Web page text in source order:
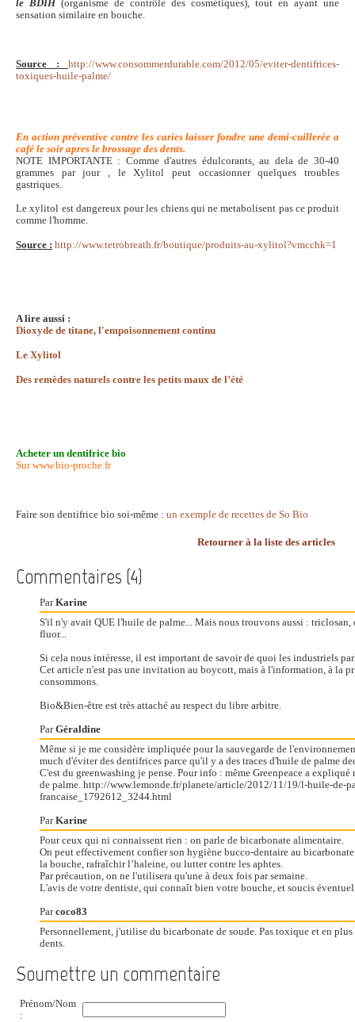
le BDIH (organisme de contrôle des cosmétiques), tout en ayant une
sensation similaire en bouche.
Source : http://www.consommerdurable.com/2012/05/eviter-dentifrices-
toxiques-huile-palme/
En action préventive contre les caries laisser fondre une demi-cuillerée a
café le soir apres le brossage des dents.
NOTE IMPORTANTE : Comme d'autres édulcorants, au dela de 30-40
grammes par jour , le Xylitol peut occasionner quelques troubles
gastriques.
Le xylitol est dangereux pour les chiens qui ne metabolisent pas ce produit
comme l'homme.
Source : http://www.tetrobreath.fr/boutique/produits-au-xylitol?vmcchk=1
A lire aussi :
Dioxyde de titane, l'empoisonnement continu
Le Xylitol
Des remèdes naturels contre les petits maux de l’été
Acheter un dentifrice bio
Sur www.bio-proche.fr
Faire son dentifrice bio soi-même : un exemple de recettes de So Bio
Retourner à la liste des articles
Commentaires (4)
ParKarine
S'il n'y avait QUE l'huile de palme... Mais nous trouvons aussi :
fluor...
Si cela nous intéresse, il est important de savoir de quoi les industriels
Cet article n'est pas une invitation au boycott, mais à l'information, à la
consommons.
Bio&Bien-être est très attaché au respect du libre arbitre.
ParGéraldine
Même si je me considère impliquée pour la sauvegarde de
much d'éviter des dentifrices parce qu'il y a des traces d'huile de palme
C'est du greenwashing je pense. Pour info : même Greenpeace a
de palme. http://www.lemonde.fr/planete/article/2012/11/19/l-huile-de-
francaise_1792612_3244.html
ParKarine
Pour ceux qui ni connaissent rien : on parle de bicarbonate alimentaire.
On peut effectivement confier son hygiène bucco-dentaire au
la bouche, rafraîchir l’haleine, ou lutter contre les aphtes.
Par précaution, on ne l'utilisera qu'une à deux fois par semaine.
L'avis de votre dentiste, qui connaît bien votre bouche, et soucis
Parcoco83
Personnellement, j'utilise du bicarbonate de soude. Pas toxique et en
dents.
Soumettre un commentaire
Prénom/Nom
: